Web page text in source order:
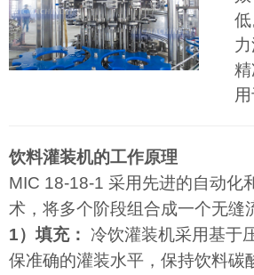
饮料灌装机的工作原理
MIC 18-18-1 采用先进的自动化
术，将多个阶段组合成一个无缝
1）填充： 冷饮灌装机采用基于
保准确的灌装水平，保持饮料碳